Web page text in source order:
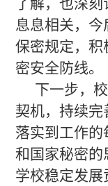
了解，也深
息息相关，
保密规定，积
密安全防线。
下一步，
契机，持续
落实到工作
和国家秘密的
学校稳定发展